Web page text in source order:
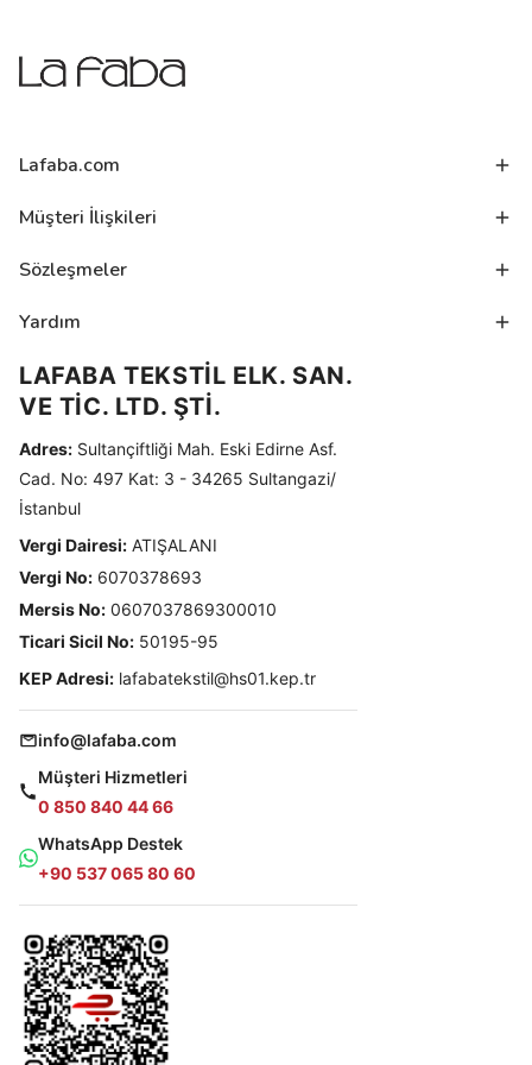
Lafaba.com
Müşteri İlişkileri
Sözleşmeler
Yardım
LAFABA TEKSTİL ELK. SAN.
VE TİC. LTD. ŞTİ.
Adres: Sultançiftliği Mah. Eski Edirne Asf.
Cad. No: 497 Kat: 3 - 34265 Sultangazi/
İstanbul
Vergi Dairesi: ATIŞALANI
Vergi No: 6070378693
Mersis No: 0607037869300010
Ticari Sicil No: 50195-95
KEP Adresi: lafabatekstil@hs01.kep.tr
info@lafaba.com
Müşteri Hizmetleri
0 850 840 44 66
WhatsApp Destek
+90 537 065 80 60